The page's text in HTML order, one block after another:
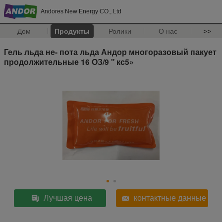
Andores New Energy CO., Ltd
Дом Продукты Ролики О нас >>
Гель льда не- пота льда Андор многоразовый пакует
продолжительные 16 ОЗ/9 " кс5»
Лучшая цена контактные данные